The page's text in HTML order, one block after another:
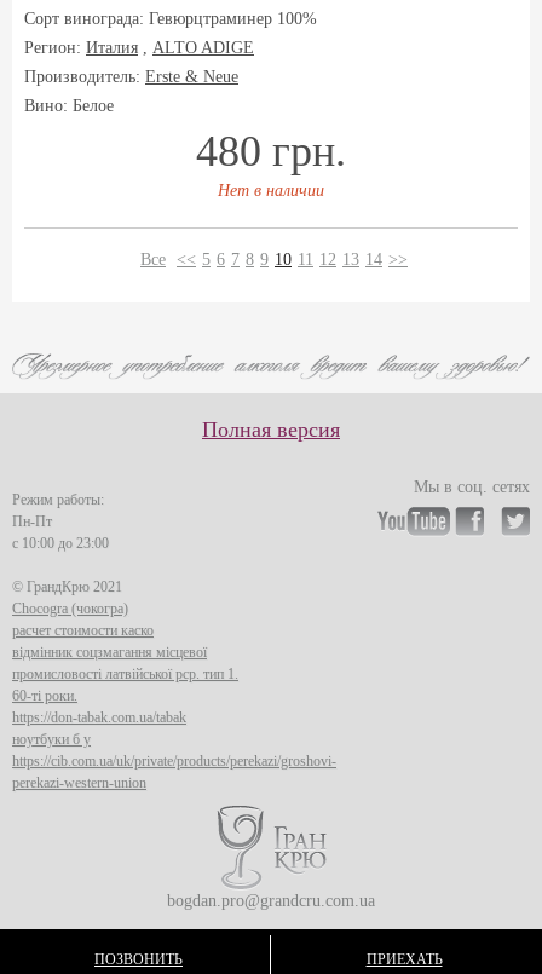
Сорт винограда: Гевюрцтраминер 100%
Регион: Италия , ALTO ADIGE
Производитель: Erste & Neue
Вино: Белое
480 грн.
Нет в наличии
Все << 5 6 7 8 9 10 11 12 13 14 >>
Полная версия
Режим работы:
Пн-Пт
с 10:00 до 23:00
© ГрандКрю 2021
Chocogra (чокогра)
расчет стоимости каско
відмінник соцзмагання місцевої
промисловості латвійської рср. тип 1.
60-ті роки.
https://don-tabak.com.ua/tabak
ноутбуки б у
https://cib.com.ua/uk/private/products/perekazi/groshovi-
perekazi-western-union
Мы в соц. сетях
bogdan.pro@grandcru.com.ua
ПОЗВОНИТЬ ПРИЕХАТЬ